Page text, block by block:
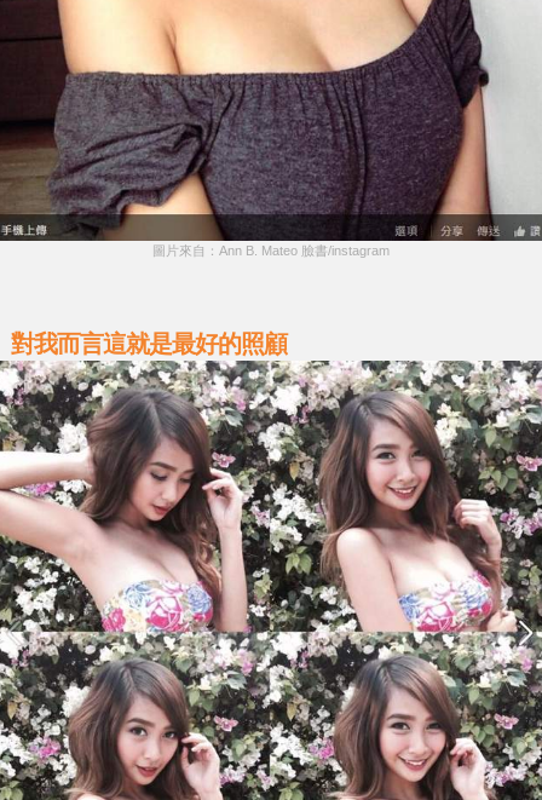
圖片來自：Ann B. Mateo 臉書/instagram
對我而言這就是最好的照顧